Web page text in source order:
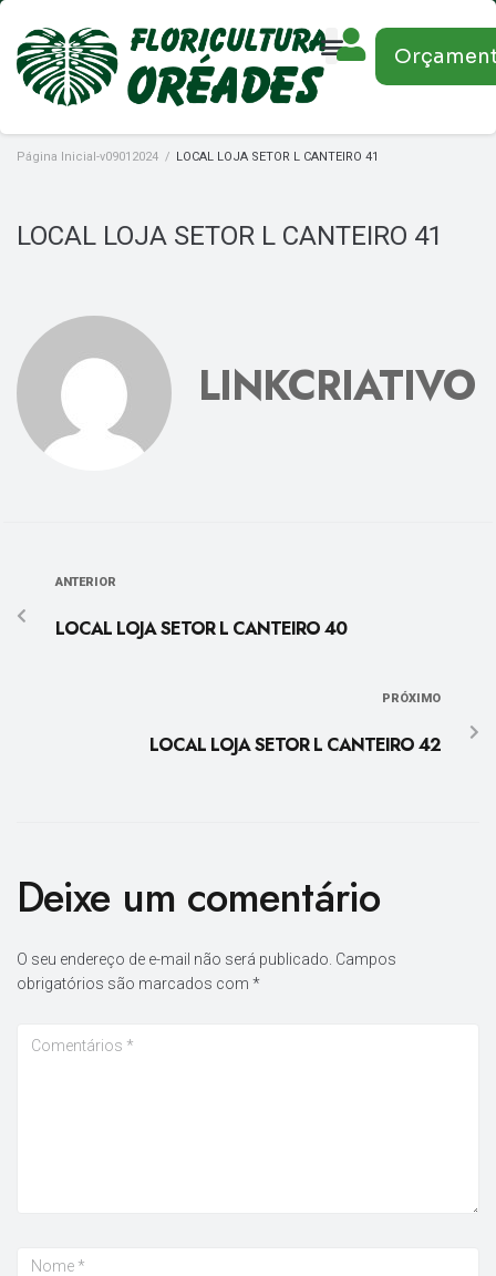
Página Inicial-v09012024 / LOCAL LOJA SETOR L CANTEIRO 41
LOCAL LOJA SETOR L CANTEIRO 41
LINKCRIATIVO
ANTERIOR
LOCAL LOJA SETOR L CANTEIRO 40
PRÓXIMO
LOCAL LOJA SETOR L CANTEIRO 42
Deixe um comentário
O seu endereço de e-mail não será publicado. Campos
obrigatórios são marcados com *